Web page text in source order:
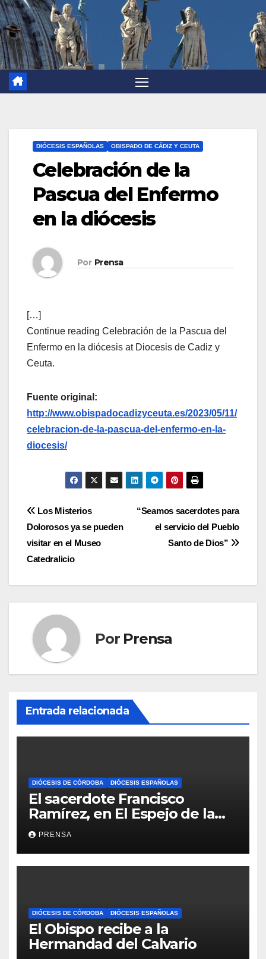
DIÓCESIS ESPAÑOLAS OBISPADO DE CÁDIZ Y CEUTA
Celebración de la
Pascua del Enfermo
en la diócesis
Por Prensa
[…]
Continue reading Celebración de la Pascua del
Enfermo en la diócesis at Diocesis de Cadiz y
Ceuta.
Fuente original:
http://www.obispadocadizyceuta.es/2023/05/11/
celebracion-de-la-pascua-del-enfermo-en-la-
diocesis/
Navegación
de
entradas
“Seamos sacerdotes para
el servicio del Pueblo
Santo de Dios”
Los Misterios
Dolorosos ya se pueden
visitar en el Museo
Catedralicio
Por Prensa
Entrada relacionada
DIÓCESIS DE CÓRDOBA DIÓCESIS ESPAÑOLAS
El sacerdote Francisco
Ramírez, en El Espejo de la
Iglesia
PRENSA
DIÓCESIS DE CÓRDOBA DIÓCESIS ESPAÑOLAS
El Obispo recibe a la
Hermandad del Calvario